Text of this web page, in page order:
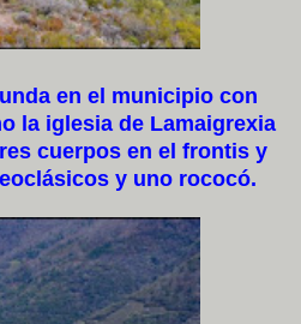
en el municipio con
la iglesia de Lamaigrexia
cuerpos en el frontis y
y uno rococó.